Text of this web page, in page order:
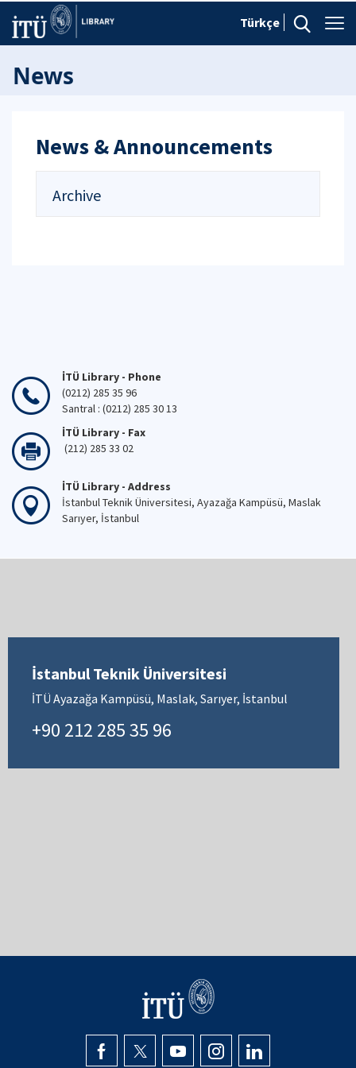
Türkçe
News
News & Announcements
Archive
İTÜ Library - Phone
(0212) 285 35 96
Santral : (0212) 285 30 13
İTÜ Library - Fax
(212) 285 33 02
İTÜ Library - Address
İstanbul Teknik Üniversitesi, Ayazağa Kampüsü, Maslak
Sarıyer, İstanbul
İstanbul Teknik Üniversitesi
İTÜ Ayazağa Kampüsü, Maslak, Sarıyer, İstanbul
+90 212 285 35 96